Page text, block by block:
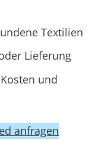
Textilien
Lieferung
und
anfragen